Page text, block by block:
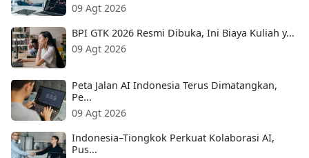
09 Agt 2026
BPI GTK 2026 Resmi Dibuka, Ini Biaya Kuliah y...
09 Agt 2026
Peta Jalan AI Indonesia Terus Dimatangkan,
Pe...
09 Agt 2026
Indonesia–Tiongkok Perkuat Kolaborasi AI,
Pus...